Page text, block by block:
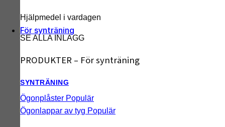
Hjälpmedel i vardagen
SE ALLA INLÄGG
För synträning
PRODUKTER – För synträning
SYNTRÄNING
Ögonplåster
Ögonlappar av tyg